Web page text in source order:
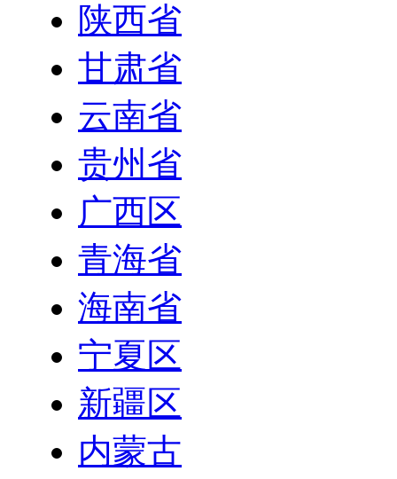
陕西省
甘肃省
云南省
贵州省
广西区
青海省
海南省
宁夏区
新疆区
内蒙古